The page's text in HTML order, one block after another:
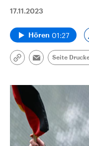
17.11.2023
Hören 01:27
Link
Email
Seite